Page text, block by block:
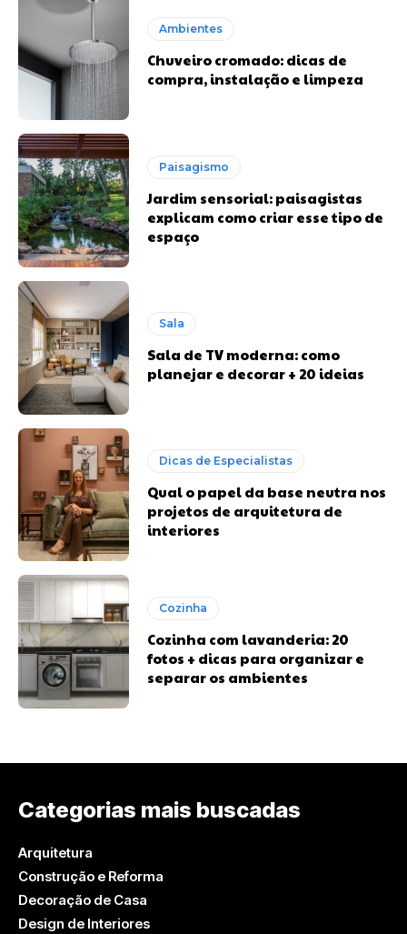
Ambientes
Chuveiro cromado: dicas de
compra, instalação e limpeza
Paisagismo
Jardim sensorial: paisagistas
explicam como criar esse tipo de
espaço
Sala
Sala de TV moderna: como
planejar e decorar + 20 ideias
Dicas de Especialistas
Qual o papel da base neutra nos
projetos de arquitetura de
interiores
Cozinha
Cozinha com lavanderia: 20
fotos + dicas para organizar e
separar os ambientes
Categorias mais buscadas
Arquitetura
Construção e Reforma
Decoração de Casa
Design de Interiores